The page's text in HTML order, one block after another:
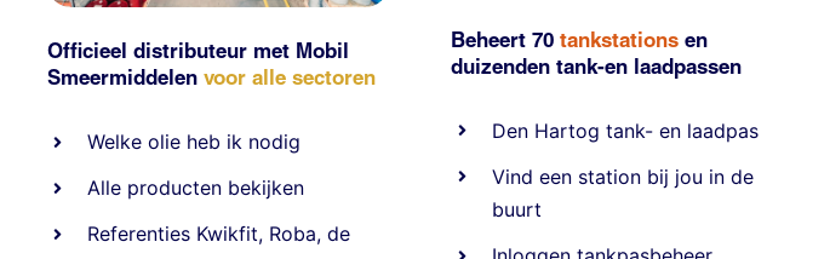
Officieel distributeur met Mobil
Smeermiddelen voor alle sectoren
Welke olie heb ik nodig
Alle producten bekijken
Referenties Kwikfit, Roba, de
Beheert 70tankstationsen
duizendentank-en laadpassen
Den Hartog tank- en laadpas
Vind een station bij jou in de
buurt